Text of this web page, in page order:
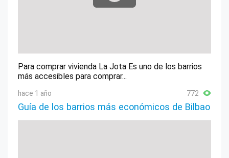
Para comprar vivienda La Jota Es uno de los barrios
más accesibles para comprar...
hace 1 año 772
Guía de los barrios más económicos de Bilbao